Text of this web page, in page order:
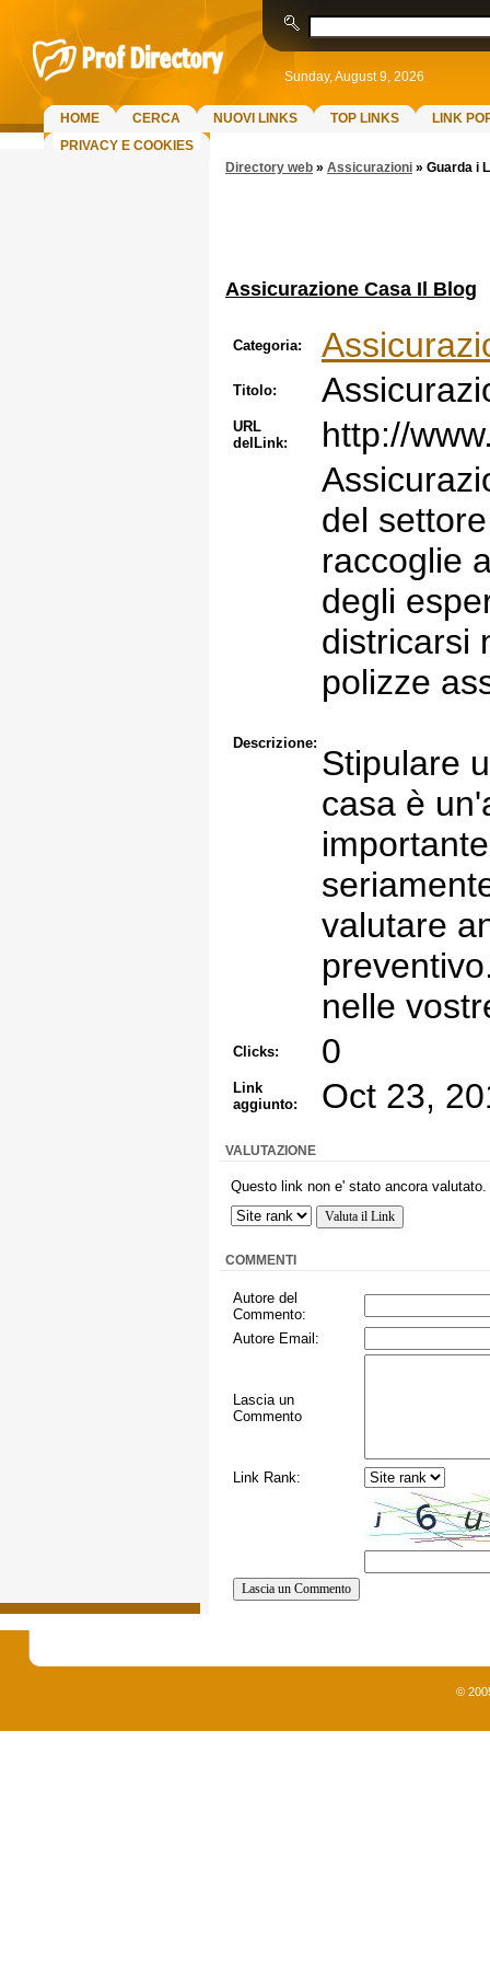
Sunday, August 9, 2026
HOME CERCA NUOVI LINKS TOP LINKS
LINK
PRIVACY E COOKIES
Directory web » Assicurazioni » Guarda i
Assicurazione Casa Il Blog
Categoria:
Titolo:
URL
delLink:
http://
Descrizione:
del
raccoglie
degli
districarsi
polizze
Stipulare
casa è
valutare
nelle
Clicks: 0
Link
aggiunto:
Oct 23,
VALUTAZIONE
Questo link non e' stato ancora
COMMENTI
Autore del
Commento:
Autore Email:
Lascia un
Commento
Link Rank:
©